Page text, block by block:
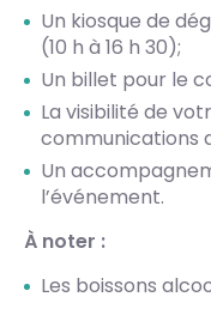
Un kiosque de
(10 h à 16 h 30);
Un billet pour le
La visibilité de
communications
Un
l’événement.
À noter :
Les boissons